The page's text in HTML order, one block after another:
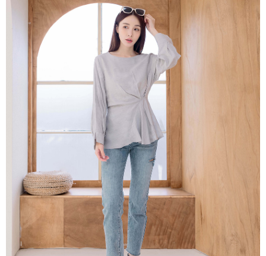
【注意事項】
1.本服務係由「台灣大哥大股份有限公司」（以下簡稱本公司）所提供，讓
用戶於交易時，得透過本服務購買商品或服務，並由商店將買賣／分期付款
買賣價金債權讓與本公司後，依約使用本公司帳單繳交帳款。
2.基於同意付款使用「大哥付你分期」之契約關係目的，商店將以您的個人
資料（包含姓名、電話或地址）提供予台灣大哥大進項蒐集、處理及利用，
由本公司與您本人進行分期帳單所需資料之確認、核對及更正。
3.完整用戶服務條款，請詳閱以下連結： https://oppay.tw/userRule
３．收到繳費通知簡訊後14天內，點擊此簡訊中的連結，可透過四大超商／
ATM／網路銀行／等多元方式進行付款，方視為交易完成。
※ 請注意：結帳手續完成當下不需立刻繳費，但若您需要取消訂單，請聯絡
購買商品的店家。未經商家同意取消之訂單仍視為有效，需透過AFTEE先享
後付繳納相關費用。
※ 交易是否成功請以「AFTEE先享後付 」之結帳頁面顯示為準，若有關於
是否繳費成功／繳費後需取消欲退款等相關疑問，請聯繫「AFTEE先享後付
客戶支援中心」https://netprotections.freshdesk.com/support/home
１．透過由恩沛科技股份有限公司提供之「AFTEE先享後付」服務完成之交
易，需依本服務之必要範圍內提供個人資料，並將交易相關給付款項請求債
權轉讓予恩沛科技股份有限公司。
２．關於個人資料處理事宜，請瀏覽以下網址：
https://aftee.tw/terms/#terms3
３．未成年的使用者請事先徵得法定代理人或監護人之同意方可使用
「AFTEE先享後付」，若未經同意申辦者引起之損失，本公司不負相關責
任。
４．使用「AFTEE先享後付」時，將依據個別帳號之用戶狀況，依本公司即
時審查核予不同之上限額度；若仍有額度不足之情形，本公司將視審查結果
請求用戶進行身份認證。
５．嚴禁一人註冊多個帳號或使用他人資訊註冊。若發現惡意使用之情形，
恩沛科技股份有限公司將有權停止該用戶之使用額度並採取法律行動。
免運費
付款後7-11取貨
一般商品宅配
免運費
每筆NT$80，滿NT$1,500(含以上)免運費
國家/地區配送